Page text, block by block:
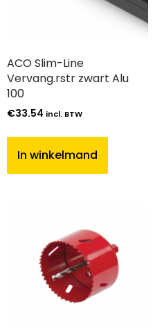
ACO Slim-Line
Vervang.rstr zwart Alu
100
€33.54 incl. BTW
In winkelmand